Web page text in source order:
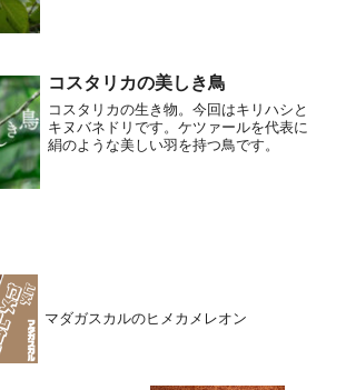
コスタリカの美しき鳥
コスタリカの生き物。今回はキリハシと
キヌバネドリです。ケツァールを代表に
絹のような美しい羽を持つ鳥です。
マダガスカルのヒメカメレオン